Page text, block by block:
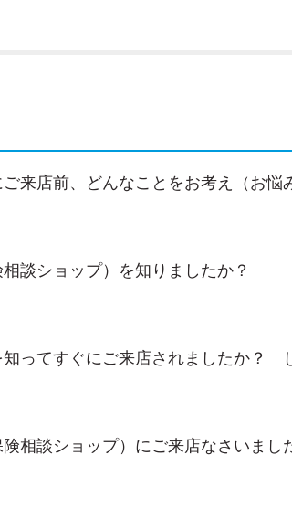
来店前、どんなことをお考え（お悩
談ショップ）を知りましたか？
ってすぐにご来店されましたか？
相談ショップ）にご来店なさいまし